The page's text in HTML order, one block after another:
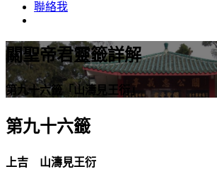
聯絡我
關聖帝君靈籤詳解
第九十六籤「山濤見王衍」
第九十六籤
上吉 山濤見王衍